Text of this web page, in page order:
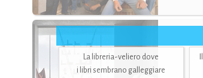
La libreria-veliero dove
i libri sembrano galleggiare